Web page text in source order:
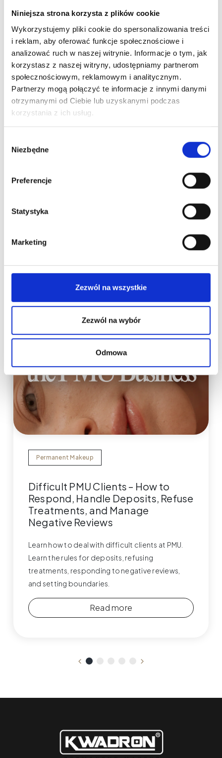
Niniejsza strona korzysta z plików cookie
Wykorzystujemy pliki cookie do spersonalizowania treści
i reklam, aby oferować funkcje społecznościowe i
analizować ruch w naszej witrynie. Informacje o tym, jak
korzystasz z naszej witryny, udostępniamy partnerom
społecznościowym, reklamowym i analitycznym.
Partnerzy mogą połączyć te informacje z innymi danymi
otrzymanymi od Ciebie lub uzyskanymi podczas
korzystania z ich usług.
zgody
Niezbędne
Preferencje
Statystyka
Marketing
Zezwól na wszystkie
Zezwól na wybór
Odmowa
Permanent Makeup
Difficult PMU Clients – How to
Respond, Handle Deposits, Refuse
Treatments, and Manage
Negative Reviews
Learn how to deal with difficult clients at PMU.
Learn the rules for deposits, refusing
treatments, responding to negative reviews,
and setting boundaries.
Read more